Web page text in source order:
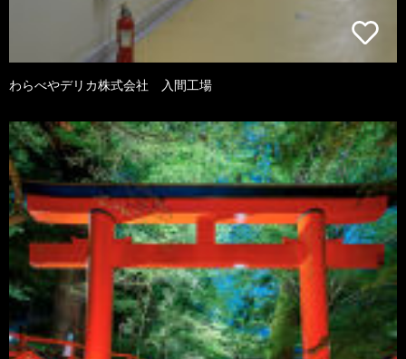
わらべやデリカ株式会社 入間工場